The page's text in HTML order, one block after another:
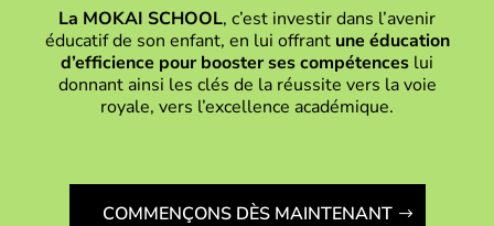
La MOKAI SCHOOL, c’est investir dans l’avenir
éducatif de son enfant, en lui offrant une éducation
d’efficience pour booster ses compétences lui
donnant ainsi les clés de la réussite vers la voie
royale, vers l’excellence académique.
COMMENÇONS DÈS MAINTENANT